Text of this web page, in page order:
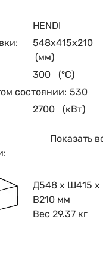
HENDI
548x415x210
(мм)
300
(°C)
состоянии: 530
2700 (кВт)
Показать
Д548 x Ш415 x
В210 мм
Вес 29.37 кг